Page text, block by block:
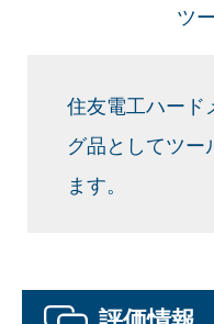
ツ
住友電工ハード
グ品としてツ
ます。